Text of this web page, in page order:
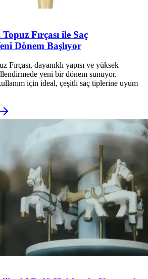
Fırçası ile Saç
Dönem Başlıyor
Fırçası, dayanıklı yapısı ve yüksek
yeni bir dönem sunuyor.
için ideal, çeşitli saç tiplerine uyum